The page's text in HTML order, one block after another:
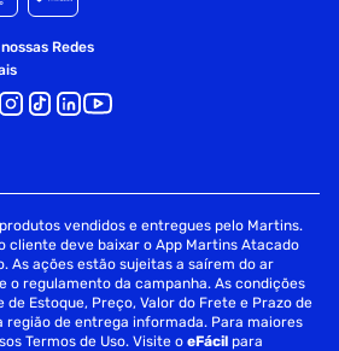
Redes
vendidos e entregues pelo Martins.
cliente deve baixar o App Martins Atacado
As ações estão sujeitas a saírem do ar
o regulamento da campanha. As condições
Estoque, Preço, Valor do Frete e Prazo de
região de entrega informada. Para maiores
Termos de Uso. Visite oeFácil para